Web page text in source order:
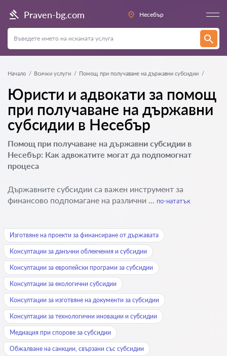
Praven-bg.com Нeсeбър
Начало Всички услуги Помощ при получаване на държавни субсидии
Юристи и адвокати за помощ
при получаване на държавни
субсидии в Нeсeбър
Помощ при получаване на държавни субсидии в
Нeсeбър: Как адвокатите могат да подпомогнат
процеса
Държавните субсидии са важен инструмент за
финансово подпомагане на различни ... по-нататък
Изготвяне на проекти за финансиране от държавата
Консултации за данъчни облекчения и субсидии
Консултации за европейски програми за субсидии
Консултации за екологични субсидии
Консултации за изготвяне на документи за субсидии
Консултации за технологични иновации и субсидии
Медиация при спорове за субсидии
Обжалване на санкции, свързани със субсидии